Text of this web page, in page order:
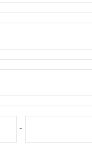
보를 지체없이 파기
술적 방법을 사용하여
-